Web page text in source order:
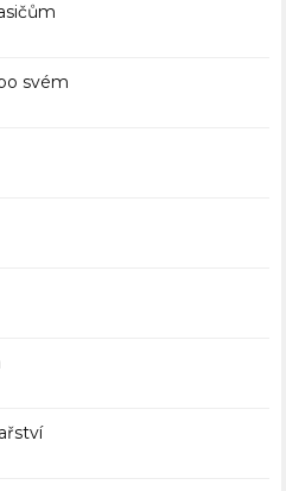
svém